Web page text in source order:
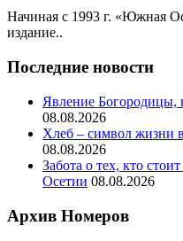
Начиная с 1993 г. «Южная
издание..
Последние новости
Явление Богородицы,
08.08.2026
Хлеб – символ жизни
08.08.2026
Забота о тех, кто
Осетии 08.08.2026
Архив Номеров